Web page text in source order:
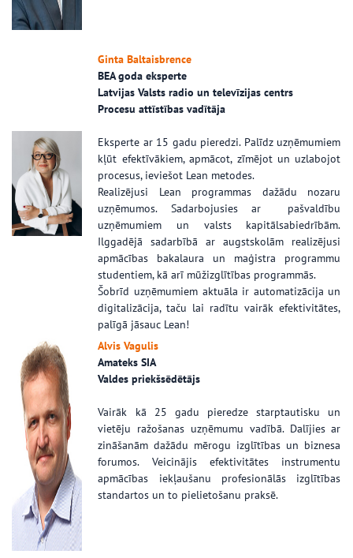
Ginta Baltaisbrence
BEA goda eksperte
Latvijas Valsts radio un televīzijas centrs
Procesu attīstības vadītāja
Eksperte ar 15 gadu pieredzi. Palīdz uzņēmumiem
kļūt efektīvākiem, apmācot, zīmējot un uzlabojot
procesus, ieviešot Lean metodes.
Realizējusi Lean programmas dažādu nozaru
uzņēmumos. Sadarbojusies ar pašvaldību
uzņēmumiem un valsts kapitālsabiedrībām.
Ilggadējā sadarbībā ar augstskolām realizējusi
apmācības bakalaura un maģistra programmu
studentiem, kā arī mūžizglītības programmās.
Šobrīd uzņēmumiem aktuāla ir automatizācija un
digitalizācija, taču lai radītu vairāk efektivitātes,
palīgā jāsauc Lean!
Alvis Vagulis
Amateks SIA
Valdes priekšsēdētājs
Vairāk kā 25 gadu pieredze starptautisku un
vietēju ražošanas uzņēmumu vadībā. Dalījies ar
zināšanām dažādu mērogu izglītības un biznesa
forumos. Veicinājis efektivitātes instrumentu
apmācības iekļaušanu profesionālās izglītības
standartos un to pielietošanu praksē.